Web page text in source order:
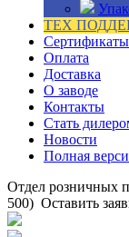
ТЕХ
Сертификаты
Оплата
Доставка
О заводе
Контакты
Стать
Новости
Полная
Отдел розничных
500) Оставить